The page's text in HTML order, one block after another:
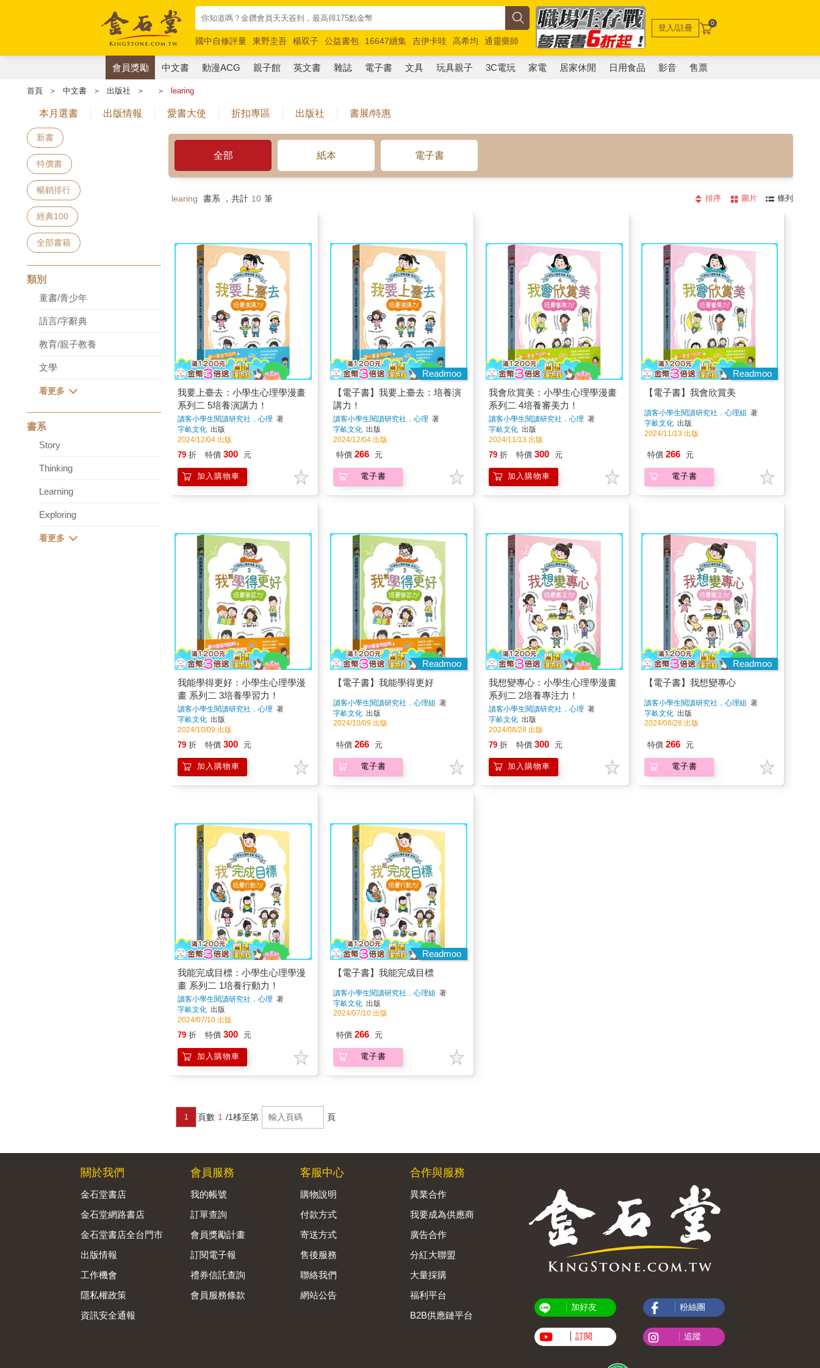
國中自修評量 東野圭吾 楊双子 公益書包 16647續集 吉伊卡哇 高希均
通靈藥師
唯紅花綻放
奧德賽 路邊攤新作 馬斯克 玩具總動員5 超慢跑
登入/註冊 0
會員獎勵 中文書 動漫ACG 親子館 英文書 雜誌 電子書 文具 玩具親子 3C電玩 家電 居家休閒 日用食品 影音 售票
首頁 ＞ 中文書 ＞ 出版社 ＞ ＞ learing
本月選書 出版情報 愛書大使 折扣專區 出版社 書展/特惠
新書
特價書
暢銷排行
經典100
全部書籍
類別
童書/青少年
語言/字辭典
教育/親子教養
文學
書系
Story
Thinking
Learning
Exploring
全部 紙本 電子書
learing 書系 ，共計 10 筆 排序 圖片 條列
我要上臺去：小學生心理學漫畫
系列二 5培養演講力！
讀客小學生閱讀研究社．心理 著
字畝文化 出版
2024/12/04 出版
79 折 特價 300 元
加入購物車
Readmoo
【電子書】我要上臺去：培養演
講力！
讀客小學生閱讀研究社．心理 著
字畝文化 出版
2024/12/04 出版
特價 266 元
電子書
我會欣賞美：小學生心理學漫畫
系列二 4培養審美力！
讀客小學生閱讀研究社．心理 著
字畝文化 出版
2024/11/13 出版
79 折 特價 300 元
加入購物車
Readmoo
【電子書】我會欣賞美
讀客小學生閱讀研究社．心理組 著
字畝文化 出版
2024/11/13 出版
特價 266 元
電子書
我能學得更好：小學生心理學漫
畫 系列二 3培養學習力！
讀客小學生閱讀研究社．心理 著
字畝文化 出版
2024/10/09 出版
79 折 特價 300 元
加入購物車
Readmoo
【電子書】我能學得更好
讀客小學生閱讀研究社．心理組 著
字畝文化 出版
2024/10/09 出版
特價 266 元
電子書
我想變專心：小學生心理學漫畫
系列二 2培養專注力！
讀客小學生閱讀研究社．心理 著
字畝文化 出版
2024/08/28 出版
79 折 特價 300 元
加入購物車
Readmoo
【電子書】我想變專心
讀客小學生閱讀研究社．心理組 著
字畝文化 出版
2024/08/28 出版
特價 266 元
電子書
我能完成目標：小學生心理學漫
畫 系列二 1培養行動力！
讀客小學生閱讀研究社．心理 著
字畝文化 出版
2024/07/10 出版
79 折 特價 300 元
加入購物車
Readmoo
【電子書】我能完成目標
讀客小學生閱讀研究社．心理組 著
字畝文化 出版
2024/07/10 出版
特價 266 元
電子書
1 頁數 1 /1移至第 頁
關於我們
金石堂書店
金石堂網路書店
金石堂書店全台門市
出版情報
工作機會
隱私權政策
資訊安全通報
會員服務
我的帳號
訂單查詢
會員獎勵計畫
訂閱電子報
禮券信託查詢
會員服務條款
客服中心
購物說明
付款方式
寄送方式
售後服務
聯絡我們
網站公告
合作與服務
異業合作
我要成為供應商
廣告合作
分紅大聯盟
大量採購
福利平台
B2B供應鏈平台
加好友
訂閱
粉絲團
追蹤